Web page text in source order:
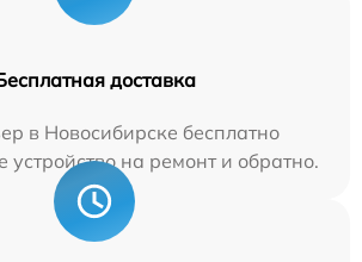
доставка
в Новосибирске бесплатно
устройство на ремонт и обратно.